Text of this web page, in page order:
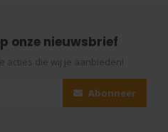
onze nieuwsbrief
acties die wij je aanbieden!
Abonneer